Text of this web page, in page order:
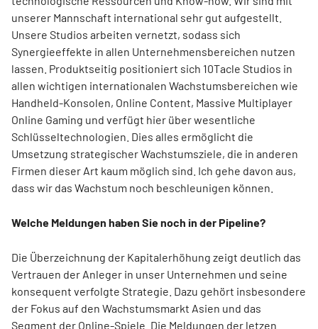
unserer Mannschaft international sehr gut aufgestellt.
Unsere Studios arbeiten vernetzt, sodass sich
Synergieeffekte in allen Unternehmensbereichen nutzen
lassen. Produktseitig positioniert sich 10Tacle Studios in
allen wichtigen internationalen Wachstumsbereichen wie
Handheld-Konsolen, Online Content, Massive Multiplayer
Online Gaming und verfügt hier über wesentliche
Schlüsseltechnologien. Dies alles ermöglicht die
Umsetzung strategischer Wachstumsziele, die in anderen
Firmen dieser Art kaum möglich sind. Ich gehe davon aus,
dass wir das Wachstum noch beschleunigen können.
Welche Meldungen haben Sie noch in der Pipeline?
Die Überzeichnung der Kapitalerhöhung zeigt deutlich das
Vertrauen der Anleger in unser Unternehmen und seine
konsequent verfolgte Strategie. Dazu gehört insbesondere
der Fokus auf den Wachstumsmarkt Asien und das
Segment der Online-Spiele. Die Meldungen der letzen